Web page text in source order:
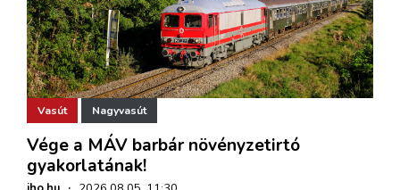
Vasút Nagyvasút
Vége a MÁV barbár növényzetirtó
gyakorlatának!